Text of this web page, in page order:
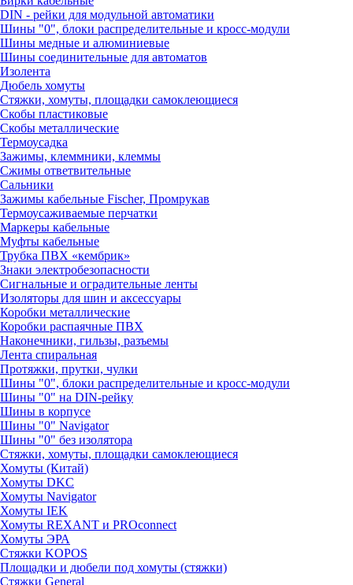
DIN - рейки для модульной автоматики
Шины "0", блоки распределительные и кросс-модули
Шины медные и алюминиевые
Шины соединительные для автоматов
Изолента
Дюбель хомуты
Стяжки, хомуты, площадки самоклеющиеся
Скобы пластиковые
Скобы металлические
Термоусадка
Зажимы, клеммники, клеммы
Сжимы ответвительные
Сальники
Зажимы кабельные Fischer, Промрукав
Термоусаживаемые перчатки
Маркеры кабельные
Муфты кабельные
Трубка ПВХ «кембрик»
Знаки электробезопасности
Сигнальные и оградительные ленты
Изоляторы для шин и аксессуары
Коробки металлические
Коробки распаячные ПВХ
Наконечники, гильзы, разъемы
Лента спиральная
Протяжки, прутки, чулки
Шины "0", блоки распределительные и кросс-модули
Шины "0" на DIN-рейку
Шины в корпусе
Шины "0" Navigator
Шины "0" без изолятора
Стяжки, хомуты, площадки самоклеющиеся
Хомуты (Китай)
Хомуты DKC
Хомуты Navigator
Хомуты IEK
Хомуты REXANT и PROconnect
Хомуты ЭРА
Стяжки KOPOS
Площадки и дюбели под хомуты (стяжки)
Стяжки General